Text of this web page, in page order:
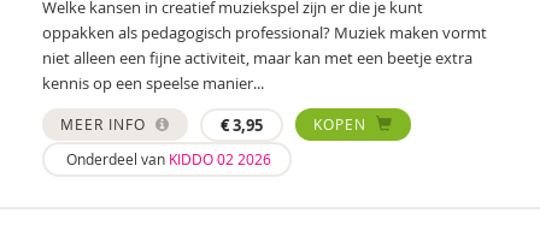
Anne Bijsterbosch
Joyce Blauwhoff
Mascha Boelaars
Annerieke Boland
Lilian van der Bolt
Welke kansen in creatief muziekspel zijn er die je kunt
oppakken als pedagogisch professional? Muziek maken vormt
niet alleen een fijne activiteit, maar kan met een beetje extra
kennis op een speelse manier...
MEER INFO €3,95
KOPEN
Onderdeel van KIDDO 02 2026